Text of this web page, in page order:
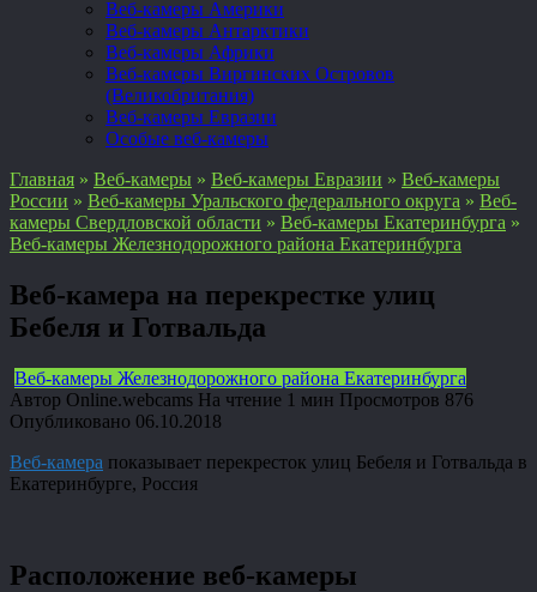
Веб-камеры Америки
Веб-камеры Антарктики
Веб-камеры Африки
Веб-камеры Виргинских Островов
(Великобритания)
Веб-камеры Евразии
Особые веб-камеры
Главная » Веб-камеры » Веб-камеры Евразии » Веб-камеры
России » Веб-камеры Уральского федерального округа » Веб-
камеры Свердловской области » Веб-камеры Екатеринбурга »
Веб-камеры Железнодорожного района Екатеринбурга
Веб-камера на перекрестке улиц
Бебеля и Готвальда
Веб-камеры Железнодорожного района Екатеринбурга
Автор Online.webcams На чтение 1 мин Просмотров 876
Опубликовано 06.10.2018
Веб-камера показывает перекресток улиц Бебеля и Готвальда в
Екатеринбурге, Россия
Расположение веб-камеры